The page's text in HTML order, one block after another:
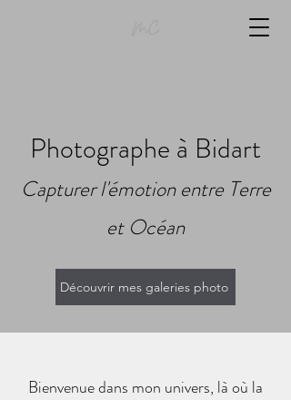
Photographe à Bidart
Capturer l'émotion entre Terre
et Océan
Découvrir mes galeries photo
Bienvenue dans mon univers, là où la